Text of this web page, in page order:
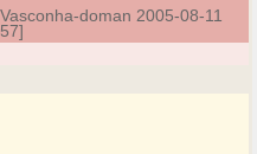
doman 2005-08-11